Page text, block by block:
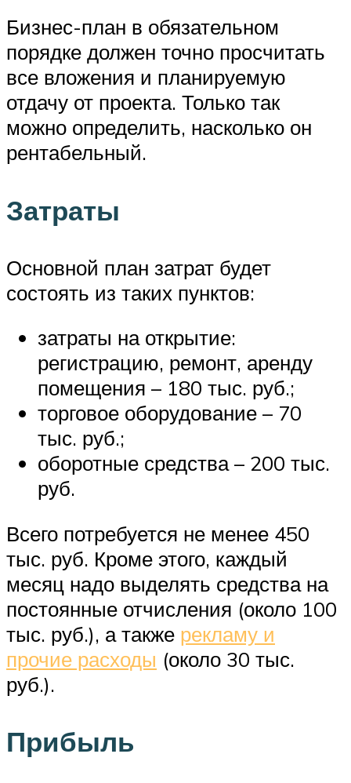
Бизнес-план в обязательном
порядке должен точно просчитать
все вложения и планируемую
отдачу от проекта. Только так
можно определить, насколько он
рентабельный.
Затраты
Основной план затрат будет
состоять из таких пунктов:
затраты на открытие:
регистрацию, ремонт, аренду
помещения – 180 тыс. руб.;
торговое оборудование – 70
тыс. руб.;
оборотные средства – 200 тыс.
руб.
Всего потребуется не менее 450
тыс. руб. Кроме этого, каждый
месяц надо выделять средства на
постоянные отчисления (около 100
тыс. руб.), а также рекламу и
прочие расходы (около 30 тыс.
руб.).
Прибыль